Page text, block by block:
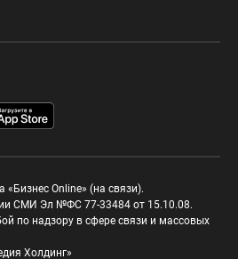
«Бизнес Online» (на связи).
СМИ Эл №ФС 77-33484 от 15.10.08.
по надзору в сфере связи и массовых
Холдинг»